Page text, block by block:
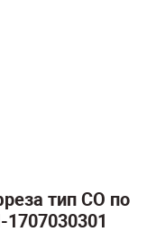
тип СО по